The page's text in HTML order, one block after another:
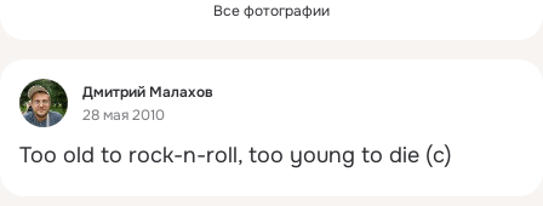
Все фотографии
Фид
Дмитрий Малахов
28 мая 2010
Too old to rock-n-roll, too young to die (c)